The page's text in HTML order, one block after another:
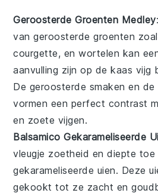
Geroosterde Groenten Medley
van geroosterde groenten
courgette, enwortelen kan
aanvulling zijn op dekaas vijg
De geroosterde smaken en
vormen een perfect contrast
en zoete vijgen.
Balsamico Gekarameliseerde
vleugje zoetheid en diepte toe
gekarameliseerde uien. Deze
gekookt tot ze zacht en